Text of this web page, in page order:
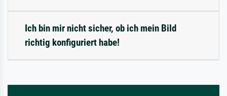
Ich bin mir nicht sicher, ob ich mein Bild
richtig konfiguriert habe!